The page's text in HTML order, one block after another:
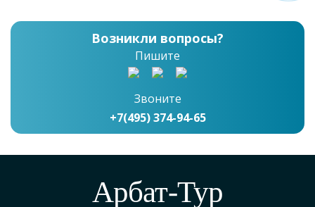
Возникли вопросы?
Пишите
Звоните
+7(495) 374-94-65
Арбат-Тур